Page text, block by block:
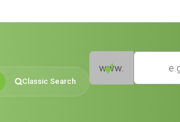
Classic Search
www.